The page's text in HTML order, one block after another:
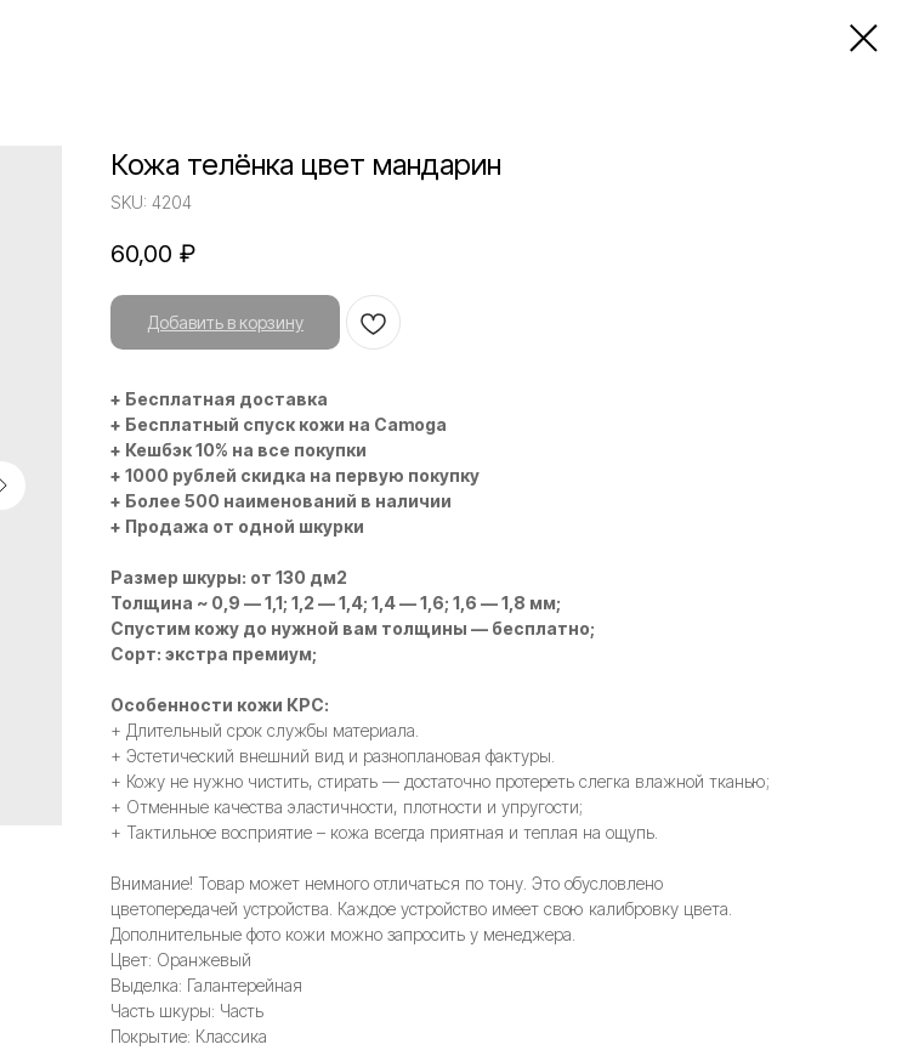
Кожа телёнка цвет мандарин
SKU: 4204
60,00 ₽
Добавить в корзину
+ Бесплатная доставка
+ Бесплатный спуск кожи на Camoga
+ Кешбэк 10% на все покупки
+ 1000 рублей скидка на первую покупку
+ Более 500 наименований в наличии
+ Продажа от одной шкурки
Размер шкуры: от 130 дм2
Толщина ~ 0,9 — 1,1; 1,2 — 1,4; 1,4 — 1,6; 1,6 — 1,8 мм;
Спустим кожу до нужной вам толщины — бесплатно;
Сорт: экстра премиум;
Особенности кожи КРС:
+ Длительный срок службы материала.
+ Эстетический внешний вид и разноплановая фактуры.
+ Кожу не нужно чистить, стирать — достаточно протереть слегка влажной тканью;
+ Отменные качества эластичности, плотности и упругости;
+ Тактильное восприятие – кожа всегда приятная и теплая на ощупь.
Внимание! Товар может немного отличаться по тону. Это обусловлено
цветопередачей устройства. Каждое устройство имеет свою калибровку цвета.
Дополнительные фото кожи можно запросить у менеджера.
Цвет: Оранжевый
Выделка: Галантерейная
Часть шкуры: Часть
Покрытие: Классика